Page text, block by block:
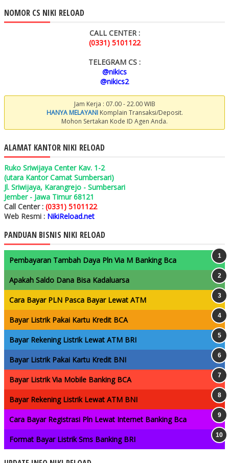
NOMOR CS NIKI RELOAD
CALL CENTER :
(0331) 5101122
TELEGRAM CS :
@nikics
@nikics2
Jam Kerja : 07.00 - 22.00 WIB
HANYA MELAYANIKomplain Transaksi/Deposit.
Mohon Sertakan Kode ID Agen Anda.
ALAMAT KANTOR NIKI RELOAD
Ruko Sriwijaya Center Kav. 1-2
(utara Kantor Camat Sumbersari)
Jl. Sriwijaya, Karangrejo - Sumbersari
Jember - Jawa Timur 68121
Call Center : (0331) 5101122
Web Resmi : NikiReload.net
PANDUAN BISNIS NIKI RELOAD
Pembayaran Tambah Daya Pln Via M Banking Bca
Apakah Saldo Dana Bisa Kadaluarsa
Cara Bayar PLN Pasca Bayar Lewat ATM
Bayar Listrik Pakai Kartu Kredit BCA
Bayar Rekening Listrik Lewat ATM BRI
Bayar Listrik Pakai Kartu Kredit BNI
Bayar Listrik Via Mobile Banking BCA
Bayar Rekening Listrik Lewat ATM BNI
Cara Bayar Registrasi Pln Lewat Internet Banking Bca
Format Bayar Listrik Sms Banking BRI